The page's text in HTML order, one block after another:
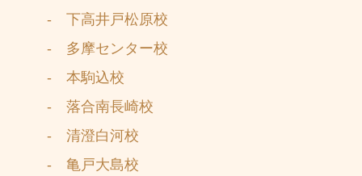
- 下高井戸松原校
- 多摩センター校
- 本駒込校
- 落合南長崎校
- 清澄白河校
- 亀戸大島校